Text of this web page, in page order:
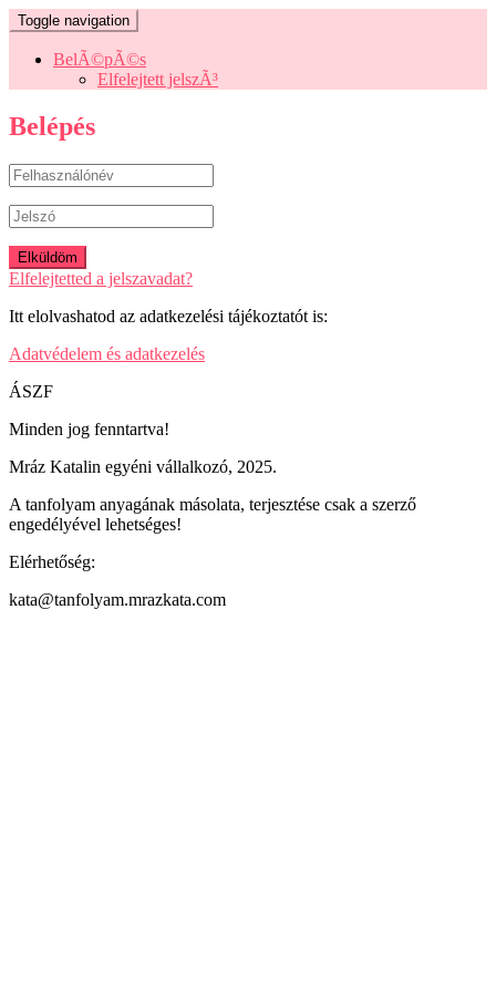
Toggle navigation
BelÃ©pÃ©s
Elfelejtett jelszÃ³
Belépés
Elfelejtetted a jelszavadat?
Itt elolvashatod az adatkezelési tájékoztatót is:
Adatvédelem és adatkezelés
ÁSZF
Minden jog fenntartva!
Mráz Katalin egyéni vállalkozó, 2025.
A tanfolyam anyagának másolata, terjesztése csak a szerző
engedélyével lehetséges!
Elérhetőség:
kata@tanfolyam.mrazkata.com